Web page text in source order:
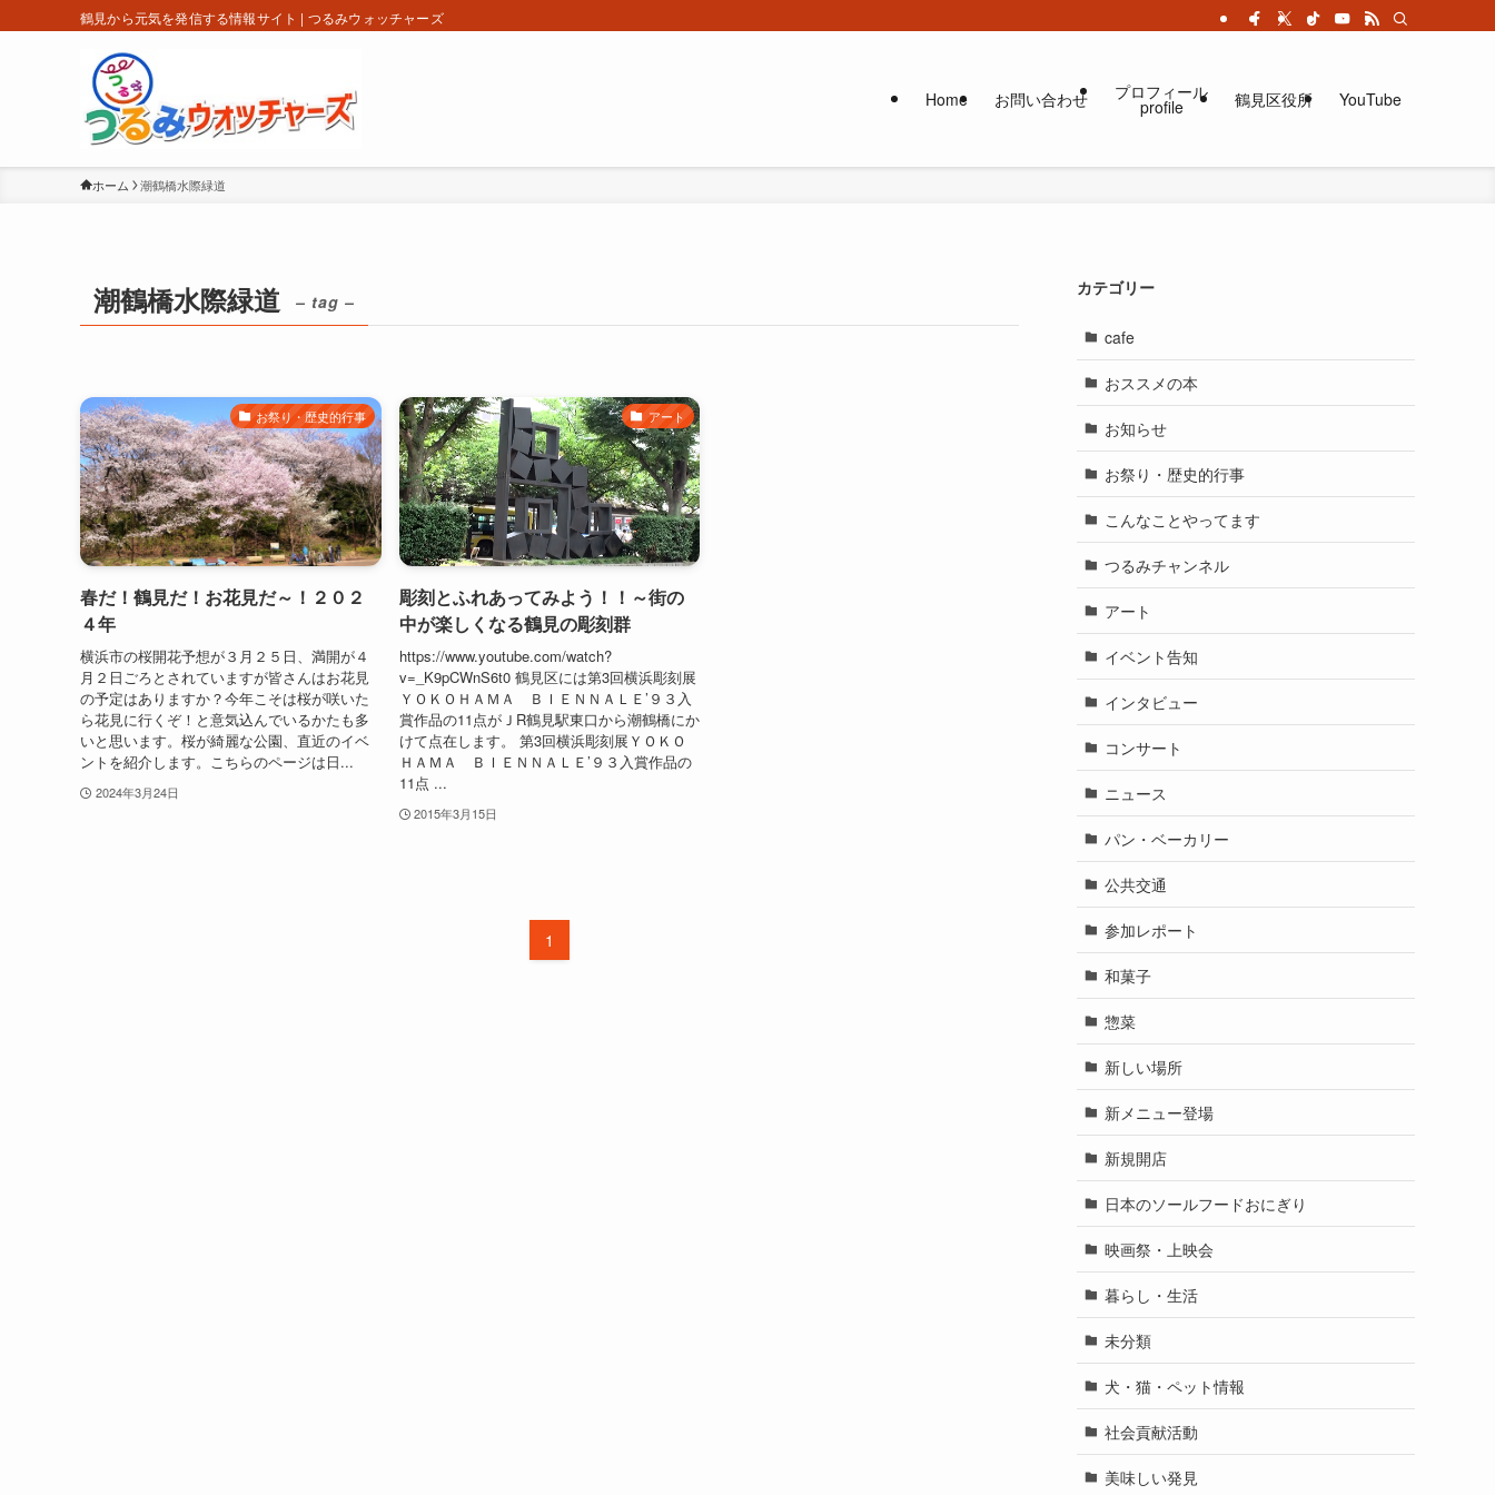
鶴見から元気を発信する情報サイト | つるみウォッチャーズ
Home お問い合わせ プロフィール
profile 鶴見区役所 YouTube
ホーム 潮鶴橋水際緑道
潮鶴橋水際緑道 – tag –
お祭り・歴史的行事
春だ！鶴見だ！お花見だ～！２０２
４年
横浜市の桜開花予想が３月２５日、満開が４
月２日ごろとされていますが皆さんはお花見
の予定はありますか？今年こそは桜が咲いた
ら花見に行くぞ！と意気込んでいるかたも多
いと思います。桜が綺麗な公園、直近のイベ
ントを紹介します。こちらのページは日...
2024年3月24日
アート
彫刻とふれあってみよう！！～街の
中が楽しくなる鶴見の彫刻群
https://www.youtube.com/watch?
v=_K9pCWnS6t0 鶴見区には第3回横浜彫刻展
ＹＯＫＯＨＡＭＡ ＢＩＥＮＮＡＬＥ’９３入
賞作品の11点がＪR鶴見駅東口から潮鶴橋にか
けて点在します。 第3回横浜彫刻展ＹＯＫＯ
ＨＡＭＡ ＢＩＥＮＮＡＬＥ’９３入賞作品の
11点 ...
2015年3月15日
1
カテゴリー
cafe
おススメの本
お知らせ
お祭り・歴史的行事
こんなことやってます
つるみチャンネル
アート
イベント告知
インタビュー
コンサート
ニュース
パン・ベーカリー
公共交通
参加レポート
和菓子
惣菜
新しい場所
新メニュー登場
新規開店
日本のソールフードおにぎり
映画祭・上映会
暮らし・生活
未分類
犬・猫・ペット情報
社会貢献活動
美味しい発見